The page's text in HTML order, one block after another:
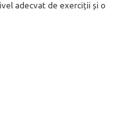
adecvat de exerciții și o